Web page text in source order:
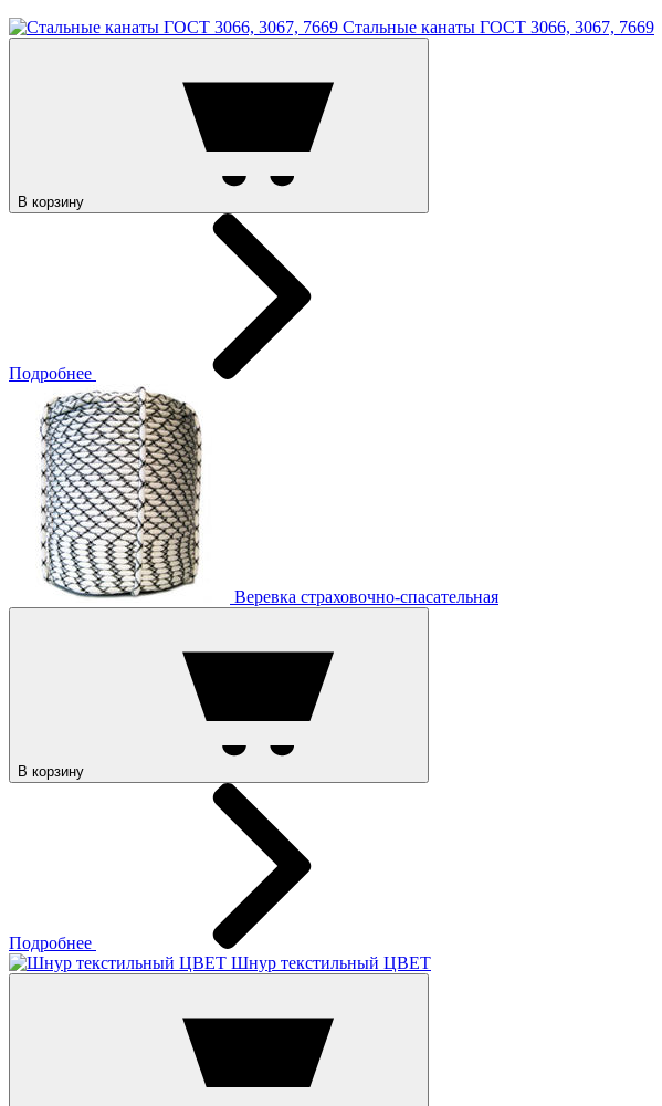
Стальные канаты ГОСТ 3066, 3067, 7669
В корзину
Подробнее
Веревка страховочно-спасательная
В корзину
Подробнее
Шнур текстильный ЦВЕТ